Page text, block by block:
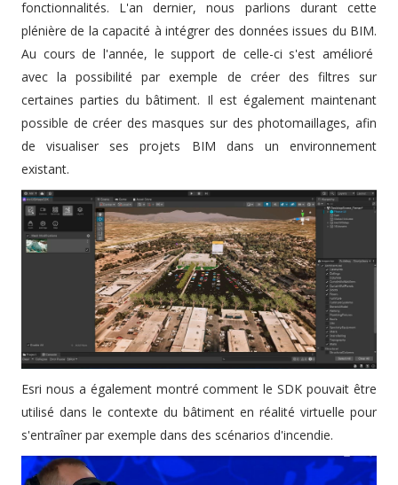
fonctionnalités. L'an dernier, nous parlions durant cette
plénière de la capacité à intégrer des données issues du BIM.
Au cours de l'année, le support de celle-ci s'est amélioré
avec la possibilité par exemple de créer des filtres sur
certaines parties du bâtiment. Il est également maintenant
possible de créer des masques sur des photomaillages, afin
de visualiser ses projets BIM dans un environnement
existant.
Esri nous a également montré comment le SDK pouvait être
utilisé dans le contexte du bâtiment en réalité virtuelle pour
s'entraîner par exemple dans des scénarios d'incendie.